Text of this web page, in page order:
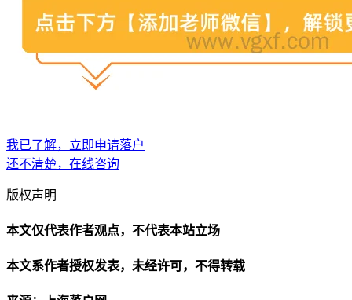
我已了解，立即申请落户
还不清楚，在线咨询
版权声明
本文仅代表作者观点，不代表本站立场
本文系作者授权发表，未经许可，不得转载